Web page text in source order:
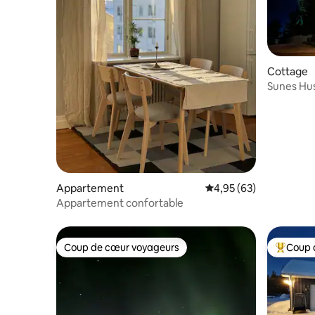
Appartement Évaluation moyenne
4,95 (63)
Appartement confortable
Cottage
Sunes
Coup de cœur voyageurs
Coup de cœur voyageurs Coups
Coup